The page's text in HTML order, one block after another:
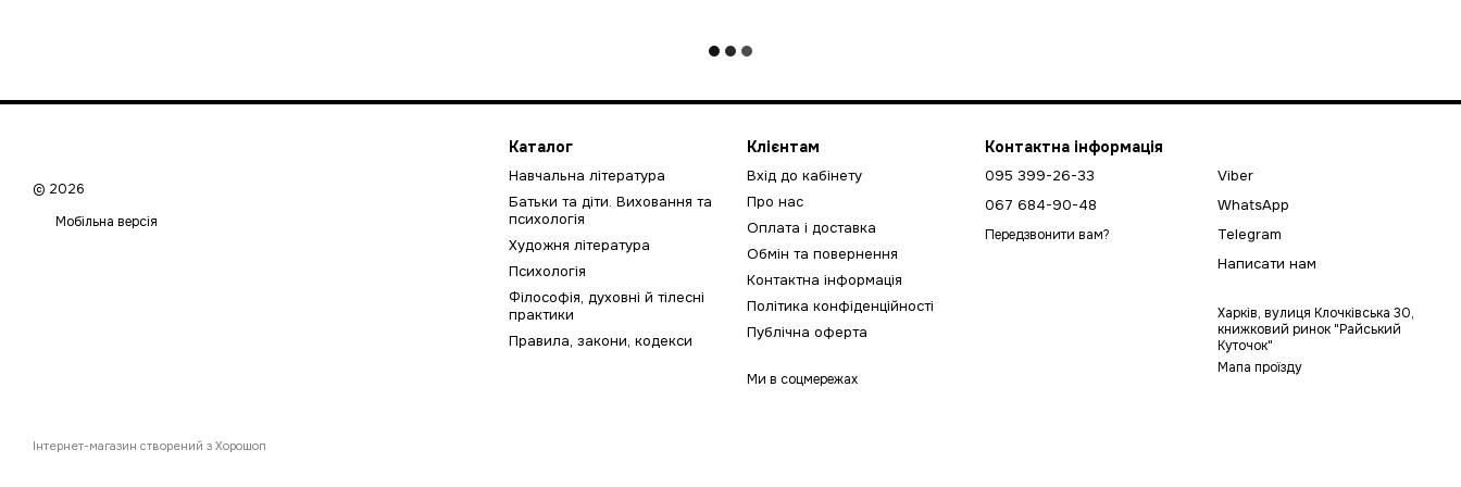
© 2026
Мобільна версія
Інтернет-магазин створений з Хорошоп
Каталог
Навчальна література
Батьки та діти. Виховання та
психологія
Художня література
Психологія
Філософія, духовні й тілесні
практики
Правила, закони, кодекси
Клієнтам
Вхід до кабінету
Про нас
Оплата і доставка
Обмін та повернення
Контактна інформація
Політика конфіденційності
Публічна оферта
Ми в соцмережах
Контактна інформація
095 399-26-33
067 684-90-48
Передзвонити вам?
Viber
WhatsApp
Telegram
Написати нам
Харків, вулиця Клочківська 30,
книжковий ринок "Райський
Куточок"
Мапа проїзду